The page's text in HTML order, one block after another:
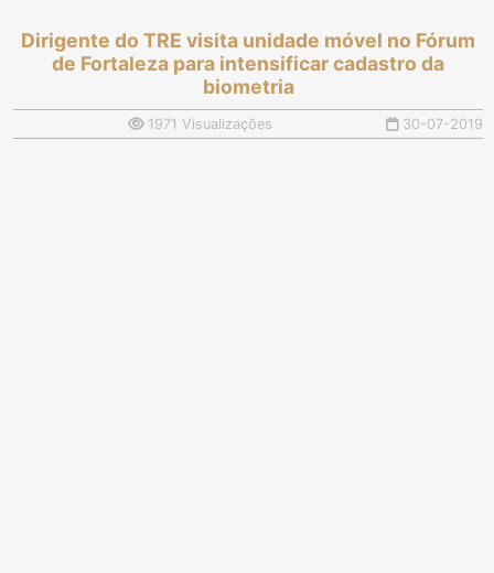
Dirigente do TRE visita unidade móvel no Fórum
de Fortaleza para intensificar cadastro da
biometria
1971 Visualizações 30-07-2019